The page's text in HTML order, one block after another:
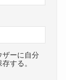
ザーに自分
する。